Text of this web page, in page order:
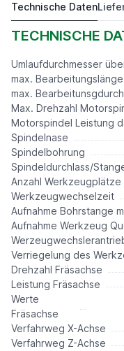
T 85MY/3200
Preis auf
Technische Daten
TECHNISCHE
Umlaufdurchmesser
max. Bearbeitungslänge
max.
Max. Drehzahl
Motorspindel Leistung
Spindelnase
Spindelbohrung
Spindeldurchlass/
Anzahl Werkzeugplätze
Werkzeugwechselzeit
Aufnahme Bohrstange
Aufnahme Werkzeug
Verriegelung des
Drehzahl Fräsachse
Leistung Fräsachse
Werte
Fräsachse
Verfahrweg X-Achse
Verfahrweg Z-Achse